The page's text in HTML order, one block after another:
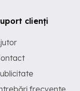
clienți
frecvente